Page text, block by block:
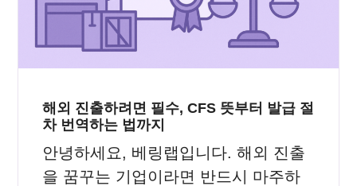
해외 진출하려면 필수, CFS 뜻부터 발급 절
차 번역하는 법까지
안녕하세요, 베링랩입니다. 해외 진출
을 꿈꾸는 기업이라면 반드시 마주하